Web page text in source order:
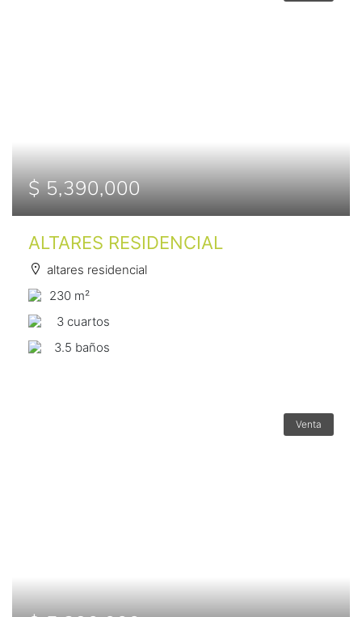
$ 5,390,000
ALTARES RESIDENCIAL
altares residencial
230 m²
3 сuartos
3.5 baños
Venta